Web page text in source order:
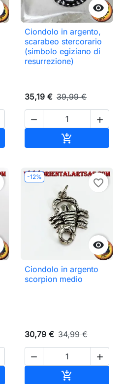

Ciondolo in argento,
scarabeo stercorario
(simbolo egiziano di
resurrezione)
35,19 € 39,99 €
 

-12%

favorite_border
Ciondolo in argento
scorpion medio
30,79 € 34,99 €
 
